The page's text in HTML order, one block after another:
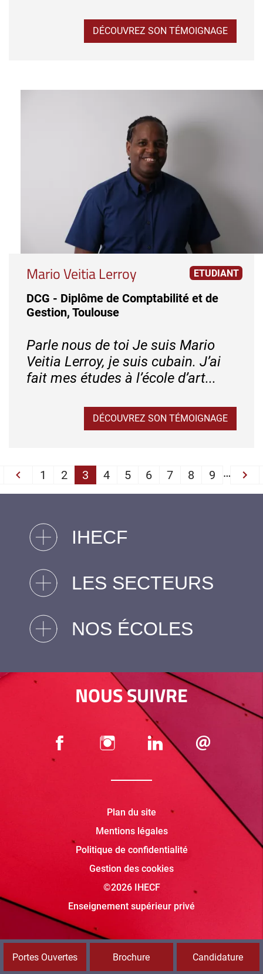
DÉCOUVREZ SON TÉMOIGNAGE
Mario Veitia Lerroy ETUDIANT
DCG - Diplôme de Comptabilité et de
Gestion, Toulouse
Parle nous de toi Je suis Mario
Veitia Lerroy, je suis cubain. J’ai
fait mes études à l’école d’art...
DÉCOUVREZ SON TÉMOIGNAGE
PAGINATION
‹‹ 1 2 3 4 5 6 7 8 9 …
››
IHECF
LES SECTEURS
NOS ÉCOLES
NOUS SUIVRE
Plan du site
Mentions légales
Politique de confidentialité
Gestion des cookies
©2026 IHECF
Enseignement supérieur privé
Portes Ouvertes Brochure Candidature